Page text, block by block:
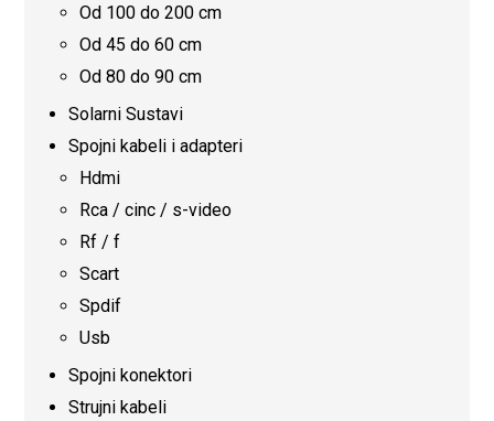
Od 100 do 200 cm
Od 45 do 60 cm
Od 80 do 90 cm
Solarni Sustavi
Spojni kabeli i adapteri
Hdmi
Rca / cinc / s-video
Rf / f
Scart
Spdif
Usb
Spojni konektori
Strujni kabeli